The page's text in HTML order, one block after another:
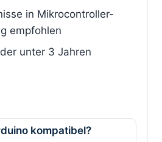
in Mikrocontroller-
empfohlen
unter 3 Jahren
kompatibel?